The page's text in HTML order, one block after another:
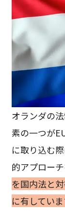
オランダの
素の一つが
に取り込む
的アプロー
を国内法と
に有していま